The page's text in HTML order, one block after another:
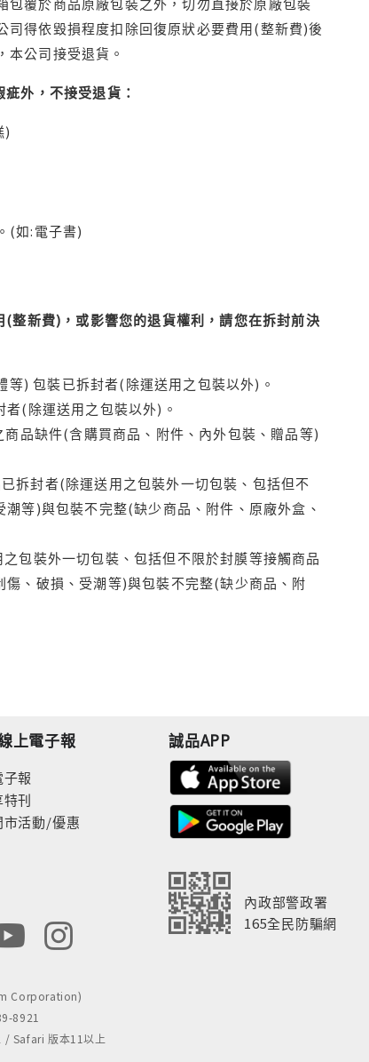
司得依毀損程度扣除回復原狀必要費用(整新費)後
公司接受退貨。
外，不接受退貨：
)
(如:電子書)
整新費)，或影響您的退貨權利，請您在拆封前決
) 包裝已拆封者(除運送用之包裝以外)。
(除運送用之包裝以外)。
品缺件(含購買商品、附件、內外包裝、贈品等)
拆封者(除運送用之包裝外一切包裝、包括但不
等)與包裝不完整(缺少商品、附件、原廠外盒、
包裝外一切包裝、包括但不限於封膜等接觸商品
、破損、受潮等)與包裝不完整(缺少商品、附
上電子報
報
刊
市活動/優惠
誠品APP
內政部警政署
165全民防騙網
Corporation)
8921
/ Safari 版本11以上